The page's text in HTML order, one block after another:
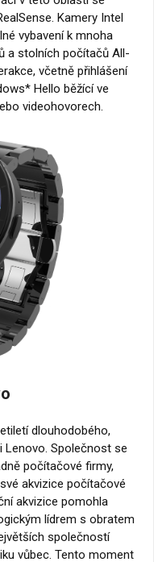
Kamery Intel
vybavení k mnoha
a stolních počítačů All-
včetně přihlášení
Hello běžící ve
videohovorech.
dlouhodobého,
Společnost se
počítačové firmy,
akvizice počítačové
akvizice pomohla
lídrem s obratem
společností
vůbec. Tento moment